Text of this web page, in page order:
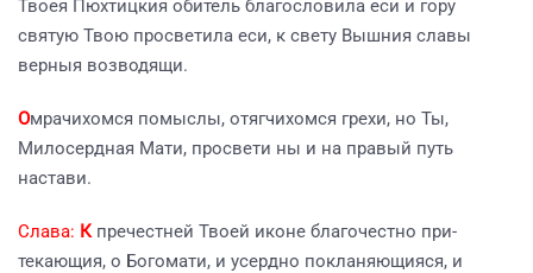
Твоея Пюхтицкия обитель благословила еси и гору
святую Твою просветила еси, к свету Вышния славы
верныя возводящи.
Омрачихомся помыслы, отягчихомся грехи, но Ты,
Милосердная Мати, просвети ны и на правый путь
настави.
Слава: Кпречестней Твоей иконе благочестно при-
текающия, о Богомати, и усердно покланяющияся, и